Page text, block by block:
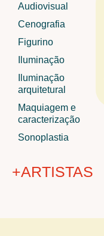
Audiovisual
Cenografia
Figurino
Iluminação
Iluminação
arquitetural
Maquiagem e
caracterização
Sonoplastia
+ARTISTAS